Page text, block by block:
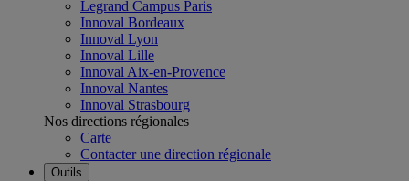
Legrand Campus Paris
Innoval Bordeaux
Innoval Lyon
Innoval Lille
Innoval Aix-en-Provence
Innoval Nantes
Innoval Strasbourg
Nos directions régionales
Carte
Contacter une direction régionale
Outils